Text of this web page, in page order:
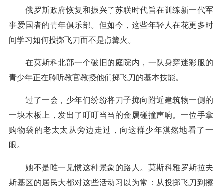
俄罗斯政府恢复和振兴了苏联时代旨在训练新一代军
事爱国者的青年俱乐部。但如今，这些年轻人在花更多时
间学习如何投掷飞刀而不是点篝火。
在莫斯科北部一个破旧的庭院内，一队身穿迷彩服的
青少年正在聆听教官教授他们掷飞刀的基本技能。
过了一会，少年们纷纷将刀子掷向附近建筑物一侧的
一块木板上，发出了叮叮当当的金属碰撞声响。一位手拿
购物袋的老太太从旁边走过，向这群少年漠然地看了一
眼。
她不是唯一见惯这种景象的路人。莫斯科雅罗斯拉夫
斯基区的居民大都对这些活动习以为常：从投掷飞刀到擦